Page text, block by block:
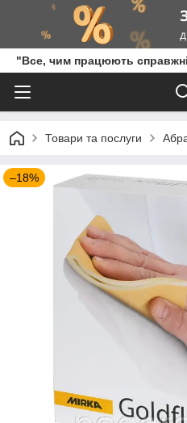
"Все, чим працюють
Товари та послуги
–18%